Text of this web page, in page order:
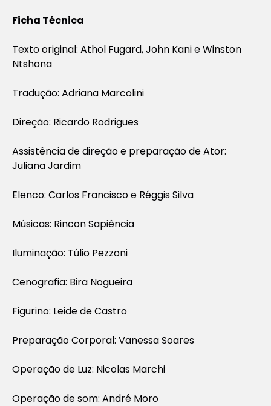
Ficha Técnica
Texto original: Athol Fugard, John Kani e Winston
Ntshona
Tradução: Adriana Marcolini
Direção: Ricardo Rodrigues
Assistência de direção e preparação de Ator:
Juliana Jardim
Elenco: Carlos Francisco e Réggis Silva
Músicas: Rincon Sapiência
Iluminação: Túlio Pezzoni
Cenografia: Bira Nogueira
Figurino: Leide de Castro
Preparação Corporal: Vanessa Soares
Operação de Luz: Nicolas Marchi
Operação de som: André Moro